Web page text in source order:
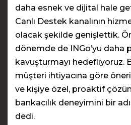
daha esnek ve dijital hale
Canlı Destek kanalının
olacak şekilde genişlettik.
dönemde de INGo’yu daha
kavuşturmayı hedefliyoruz.
müşteri ihtiyacına göre
ve kişiye özel, proaktif
bankacılık deneyimini bir
dedi.